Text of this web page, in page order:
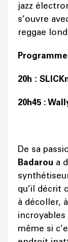
jazz
s’ouvre
reggae
20h :
20h45 :
De sa
Badarou a
qu’il décrit
à décoller,
même si